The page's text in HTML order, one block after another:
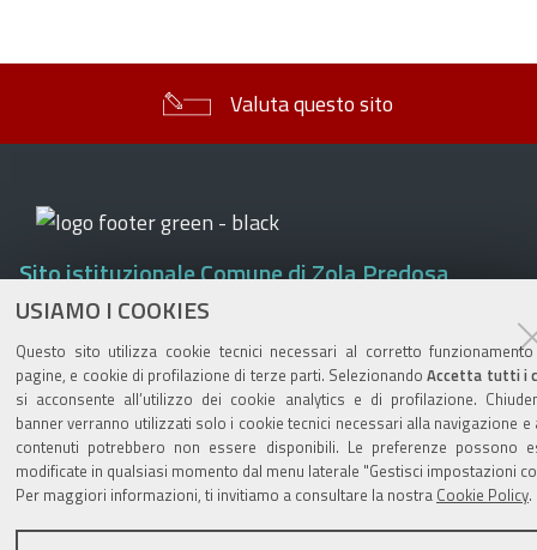
USIAMO I COOKIES
Questo sito utilizza cookie tecnici necessari al corretto
pagine, e cookie di profilazione di terze parti. SelezionandoAccetta tutti i
si acconsente all’utilizzo dei cookie analytics e di profilazione.
banner verranno utilizzati solo i cookie tecnici necessari alla navigazione e
contenuti potrebbero non essere disponibili. Le preferenze possono
modificate in qualsiasi momento dal menu laterale "Gestisci impostazioni
Per maggiori informazioni, ti invitiamo a consultare la nostra Cookie Policy.
Valuta questo sito
Sito istituzionale Comune di Zola Predosa
Privacy policy|DPO|Accessibilità